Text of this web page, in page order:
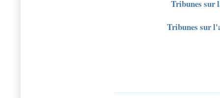
Tribunes sur
Tribunes sur